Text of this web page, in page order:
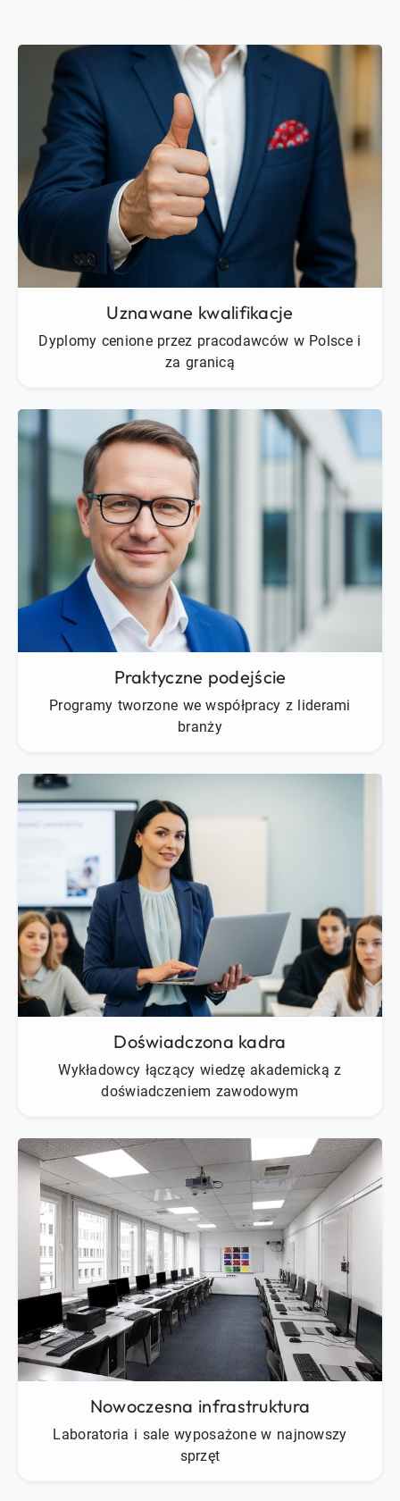
Uznawane kwalifikacje
Dyplomy cenione przez pracodawców w Polsce i
za granicą
Praktyczne podejście
Programy tworzone we współpracy z liderami
branży
Doświadczona kadra
Wykładowcy łączący wiedzę akademicką z
doświadczeniem zawodowym
Nowoczesna infrastruktura
Laboratoria i sale wyposażone w najnowszy
sprzęt